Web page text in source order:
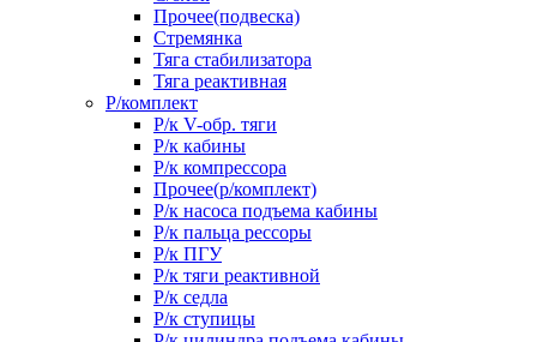
Прочее(подвеска)
Стремянка
Тяга стабилизатора
Тяга реактивная
Р/комплект
Р/к V-обр. тяги
Р/к кабины
Р/к компрессора
Прочее(р/комплект)
Р/к насоса подъема кабины
Р/к пальца рессоры
Р/к ПГУ
Р/к тяги реактивной
Р/к седла
Р/к ступицы